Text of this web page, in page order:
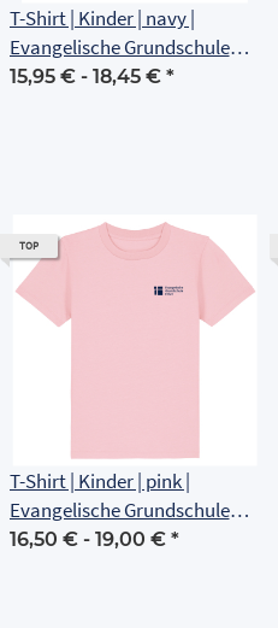
T-Shirt | Kinder | navy |
Evangelische Grundschule
Erfurt
15,95 € - 18,45 € *
TOP
T-Shirt | Kinder | pink |
Evangelische Grundschule
Erfurt
16,50 € - 19,00 € *